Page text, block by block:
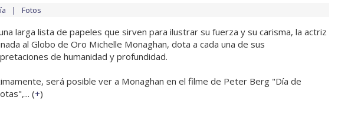
Fotos
larga lista de papeles que sirven para ilustrar su fuerza y su carisma, la actriz
al Globo de Oro Michelle Monaghan, dota a cada una de sus
de humanidad y profundidad.
será posible ver a Monaghan en el filme de Peter Berg "Día de
(+)